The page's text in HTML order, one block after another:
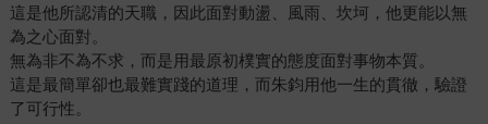
這是他所認清的天職，因此面對動盪、風雨、坎坷，他更能以無
為之心面對。
無為非不為不求，而是用最原初樸實的態度面對事物本質。
這是最簡單卻也最難實踐的道理，而朱鈞用他一生的貫徹，驗證
了可行性。